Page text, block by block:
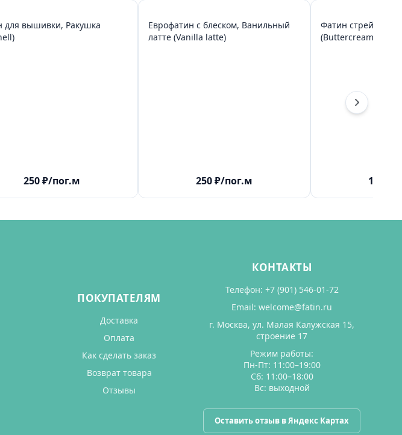
для вышивки, Ракушка
250₽/пог.м
Еврофатин с блеском, Ванильный
латте (Vanilla latte)
250₽/пог.м
Фатин стрейч,
(Buttercream)
165
ПОКУПАТЕЛЯМ
Доставка
Оплата
Как сделать заказ
Возврат товара
Отзывы
КОНТАКТЫ
Телефон: +7 (901) 546-01-72
Email:welcome@fatin.ru
г. Москва, ул. Малая Калужская 15,
строение 17
Режим работы:
Пн-Пт: 11:00–19:00
Сб: 11:00–18:00
Вс: выходной
Оставить отзыв в Яндекс Картах